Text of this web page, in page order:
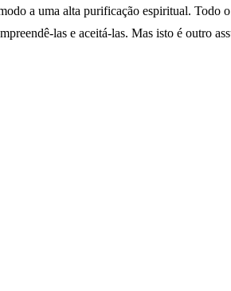
a uma alta purificação espiritual. Todo
las e aceitá-las. Mas isto é outro